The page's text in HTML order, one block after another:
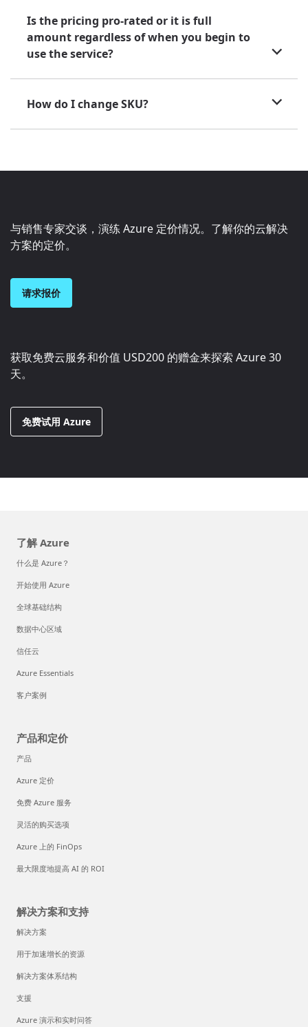
Is the pricing pro-rated or it is full
amount regardless of when you begin to
use the service?
How do I change SKU?
与销售专家交谈，演练 Azure 定价情况。了解你的云解决
方案的定价。
请求报价
获取免费云服务和价值 USD200 的赠金来探索 Azure 30
天。
免费试用 Azure
了解 Azure
什么是 Azure？
开始使用 Azure
全球基础结构
数据中心区域
信任云
Azure Essentials
客户案例
产品和定价
产品
Azure 定价
免费 Azure 服务
灵活的购买选项
Azure 上的 FinOps
最大限度地提高 AI 的 ROI
解决方案和支持
解决方案
用于加速增长的资源
解决方案体系结构
支援
Azure 演示和实时问答